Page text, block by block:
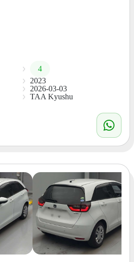
4
2023
2026-03-03
TAA Kyushu